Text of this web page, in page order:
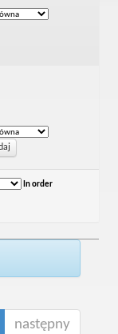
In order
następny